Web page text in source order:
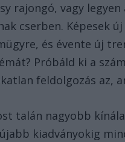
rajongó, vagy
cserben. Képesek
és évente új
Próbáld ki a
feldolgozás az,
talán nagyobb
kiadványokig